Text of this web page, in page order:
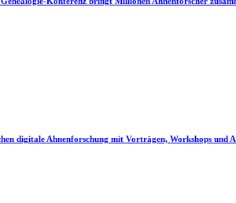
digitale Ahnenforschung mit Vorträgen, Workshops und